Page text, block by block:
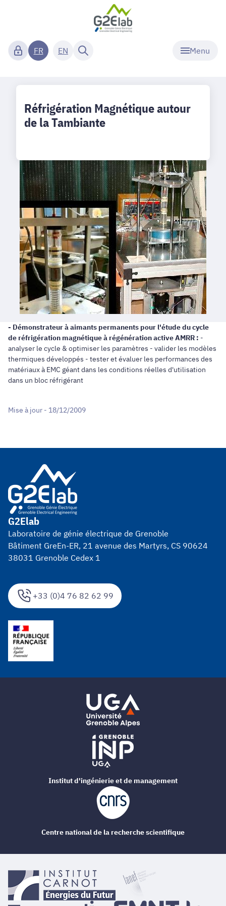
Menu
FR EN
Réfrigération Magnétique autour
de la Tambiante
- Démonstrateur à aimants permanents pour l'étude ducycle
de réfrigération magnétique à régénérationactive AMRR : -
analyser le cycle & optimiser les paramètres - valider les modèles
thermiques développés - tester et évaluer les performances des
matériaux à EMC géant dans les conditions réelles d'utilisation
dans un bloc réfrigérant
Mise à jour - 18/12/2009
+33 (0)4 76 82 62 99
G2Elab
Laboratoire de génie électrique de Grenoble
Bâtiment GreEn-ER, 21 avenue des Martyrs, CS 90624
38031 Grenoble Cedex 1
Institut d'ingénierie et de management
Centre national de la recherche scientifique